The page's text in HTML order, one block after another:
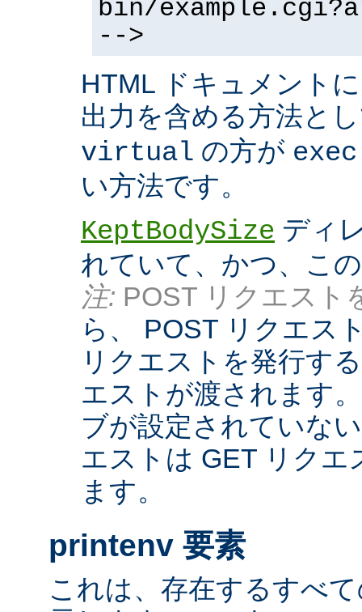
bin/
-->
HTML ドキュメント
出力を含める方法と
virtual の方が
い方法です。
KeptBodySize ディ
れていて、かつ、こ
注: POST リクエスト
ら、 POST リクエス
リクエストを発行す
エストが渡されます
ブが設定されていな
エストは GET リク
ます。
printenv 要素
これは、存在するすべ